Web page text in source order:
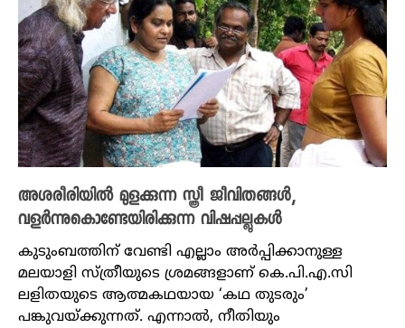
അശരീരിയിൽ മുളക്കുന്ന സ്ത്രീ ജീവിതങ്ങൾ,
വളർന്നുകൊണ്ടേയിരിക്കുന്ന വിഷപ്പല്ലുകൾ
കുടുംബത്തിന് വേണ്ടി എല്ലാം അർപ്പിക്കാനുള്ള
മലയാളി സ്ത്രീയുടെ ശ്രമങ്ങളാണ് കെ.പി.എ.സി
ലളിതയുടെ ആത്മകഥയായ ‘കഥ തുടരും’
പങ്കുവയ്ക്കുന്നത്. എന്നാൽ, നീതിയും